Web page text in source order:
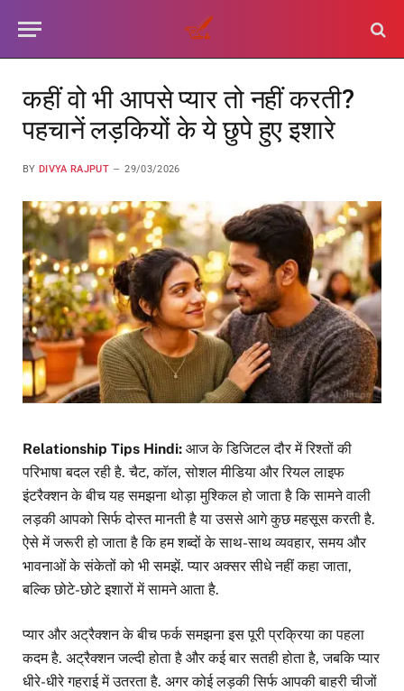
कहीं वो भी आपसे प्यार तो नहीं करती?
पहचानें लड़कियों के ये छुपे हुए इशारे
BY DIVYA RAJPUT 29/03/2026
Relationship Tips Hindi: आज के डिजिटल दौर में रिश्तों की
परिभाषा बदल रही है. चैट, कॉल, सोशल मीडिया और रियल लाइफ
इंटरैक्शन के बीच यह समझना थोड़ा मुश्किल हो जाता है कि सामने वाली
लड़की आपको सिर्फ दोस्त मानती है या उससे आगे कुछ महसूस करती है.
ऐसे में जरूरी हो जाता है कि हम शब्दों के साथ-साथ व्यवहार, समय और
भावनाओं के संकेतों को भी समझें. प्यार अक्सर सीधे नहीं कहा जाता,
बल्कि छोटे-छोटे इशारों में सामने आता है.
प्यार और अट्रैक्शन के बीच फर्क समझना इस पूरी प्रक्रिया का पहला
कदम है. अट्रैक्शन जल्दी होता है और कई बार सतही होता है, जबकि प्यार
धीरे-धीरे गहराई में उतरता है. अगर कोई लड़की सिर्फ आपकी बाहरी चीजों